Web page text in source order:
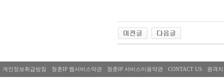
개인정보취급방침 청춘IP 웹서비스약관 청춘IP 서비스이용약관 CONTACT US 원격